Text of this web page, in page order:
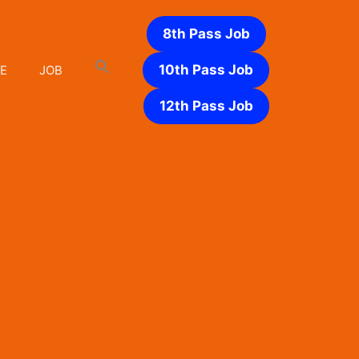
JOB
8th Pass Job
10th Pass Job
12th Pass Job